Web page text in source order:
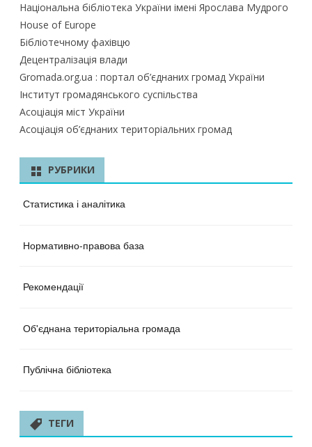
Національна бібліотека України імені Ярослава Мудрого
House of Europe
Бібліотечному фахівцю
Децентралізація влади
Gromada.org.ua : портал об’єднаних громад України
Інститут громадянського суспільства
Асоціація міст України
Асоціація об’єднаних територіальних громад
РУБРИКИ
Статистика і аналітика
Нормативно-правова база
Рекомендації
Об'єднана територіальна громада
Публічна бібліотека
ТЕГИ